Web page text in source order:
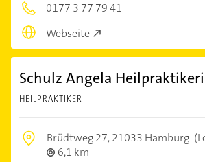
0177 3 77 79 41
Webseite
Schulz Angela
HEILPRAKTIKER
Brüdtweg 27,21033 Hamburg
6,1 km